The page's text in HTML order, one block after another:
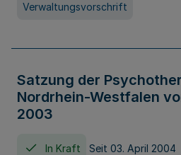
Verwaltungsvorschrift
Satzung der
Nordrhein-Westfalen
2003
In Kraft Seit 03. April 2004